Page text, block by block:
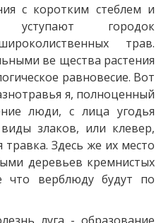
с коротким стеблем и
городок
трав.
ве щества растения
равновесие. Вот
я, полноценный
люди, с лица угодья
злаков, или клевер,
Здесь же их место
деревьев кремнистых
что верблюду будут по
луга - образование